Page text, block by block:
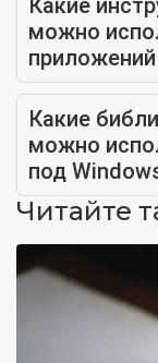
Какие
можно
Какие
можно
под
Читайте